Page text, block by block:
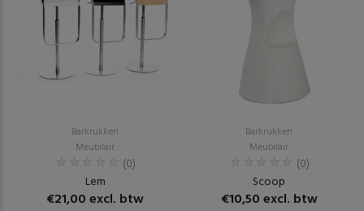
Barkrukken
Meubilair
(0)
Lem
€21,00 excl. btw
Barkrukken
Meubilair
(0)
Scoop
€10,50 excl. btw